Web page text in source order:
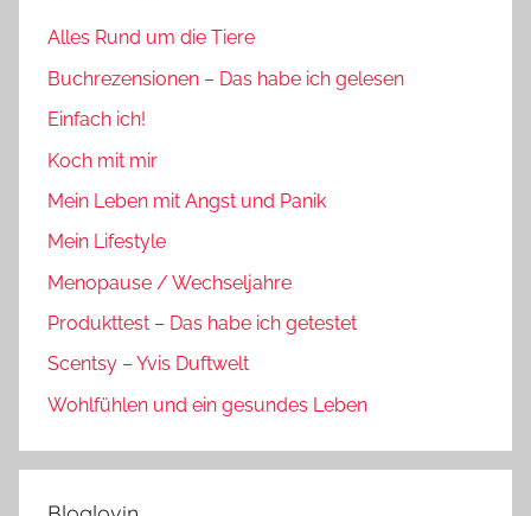
Alles Rund um die Tiere
Buchrezensionen – Das habe ich gelesen
Einfach ich!
Koch mit mir
Mein Leben mit Angst und Panik
Mein Lifestyle
Menopause / Wechseljahre
Produkttest – Das habe ich getestet
Scentsy – Yvis Duftwelt
Wohlfühlen und ein gesundes Leben